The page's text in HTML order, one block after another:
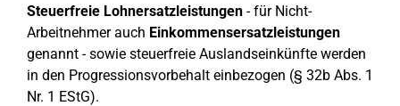
Steuerfreie Lohnersatzleistungen - für Nicht-
Arbeitnehmer auch Einkommensersatzleistungen
genannt - sowie steuerfreie Auslandseinkünfte werden
in den Progressionsvorbehalt einbezogen (§ 32b Abs. 1
Nr. 1 EStG).